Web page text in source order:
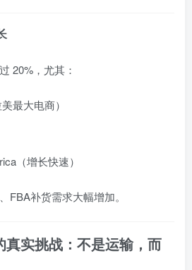
20%，尤其：
最大电商）
（增长快速）
FBA补货需求大幅增加。
真实挑战：不是运输，而